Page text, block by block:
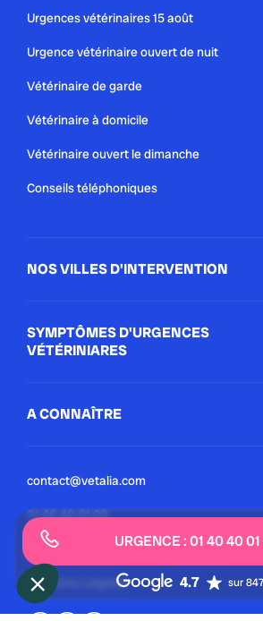
URGENCE : 01 40 40
4.7 sur
Urgences vétérinaires 15 août
Urgence vétérinaire ouvert de nuit
Vétérinaire de garde
Vétérinaire à domicile
Vétérinaire ouvert le dimanche
Conseils téléphoniques
NOS VILLES D'INTERVENTION
SYMPTÔMES D'URGENCES
VÉTÉRINIARES
A CONNAÎTRE
contact@vetalia.com
01 40 40 01 02
Conditions Générales
Mentions Légales